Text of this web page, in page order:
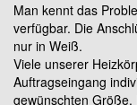
Man kennt das
verfügbar. Die
nur in Weiß.
Viele unserer
Auftragseingang
gewünschten